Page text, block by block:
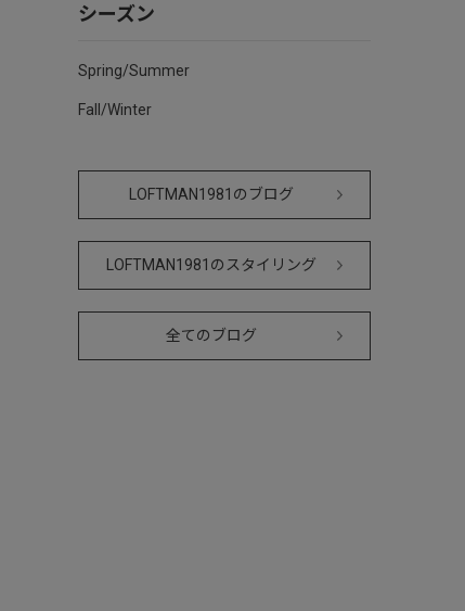
シーズン
Spring/Summer
Fall/Winter
LOFTMAN1981のブログ
LOFTMAN1981のスタイリング
全てのブログ